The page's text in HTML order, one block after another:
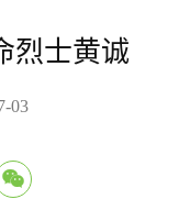
烈士黄诚
03